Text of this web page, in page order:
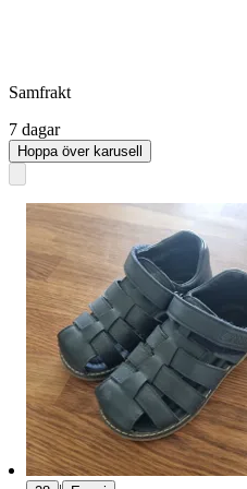
Samfrakt
7 dagar
Hoppa över karusell